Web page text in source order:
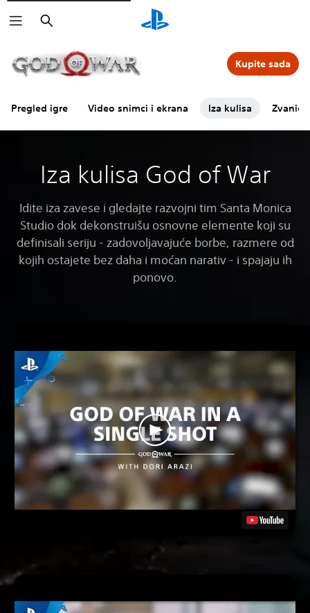
Pretraga
Pregled igre Video snimci i ekrana Iza kulisa
Kupite sada
Iza kulisa God of War
Idite iza zavese i gledajte razvojni tim Santa Monica
Studio dok dekonstruišu osnovne elemente koji su
definisali seriju - zadovoljavajuće borbe, razmere od
kojih ostajete bez daha i moćan narativ - i spajaju ih
ponovo.